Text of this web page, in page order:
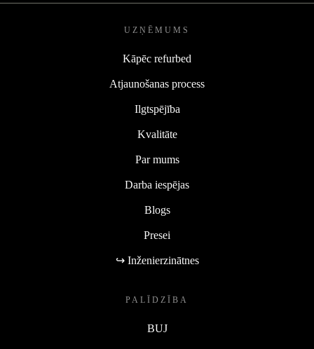
UZŅĒMUMS
Kāpēc refurbed
Atjaunošanas process
Ilgtspējība
Kvalitāte
Par mums
Darba iespējas
Blogs
Presei
↪ Inženierzinātnes
PALĪDZĪBA
BUJ